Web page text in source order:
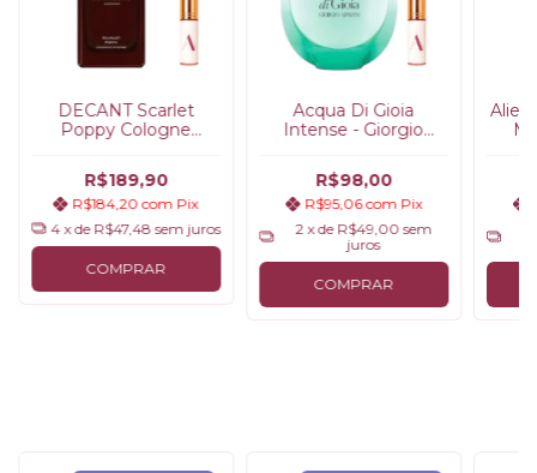
DECANT Scarlet
Poppy Cologne
London
R$189,90
R$184,20com Pix
4 x de R$47,48 sem juros
COMPRAR
Acqua Di Gioia
Intense - Giorgio
R$98,00
R$95,06com Pix
2 x de R$49,00 sem
juros
COMPRAR
Alien